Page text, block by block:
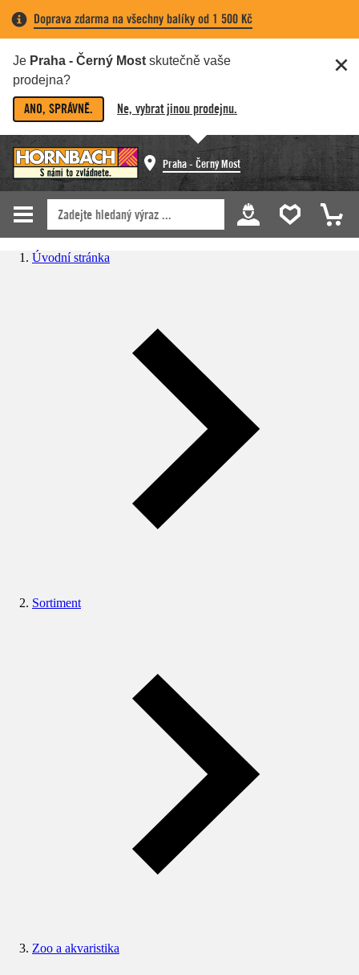
Doprava zdarma na všechny balíky od 1 500 Kč
Je Praha - Černý Most skutečně vaše
prodejna?
ANO, SPRÁVNĚ. Ne, vybrat jinou prodejnu.
Praha - Černý Most
Úvodní stránka
Sortiment
Zoo a akvaristika